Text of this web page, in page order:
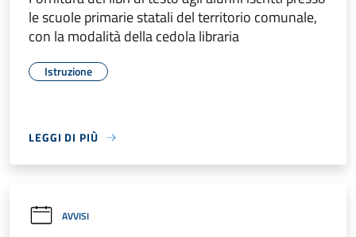
le scuole primarie statali del territorio comunale,
con la modalità della cedola libraria
Istruzione
LEGGI DI PIÙ
AVVISI